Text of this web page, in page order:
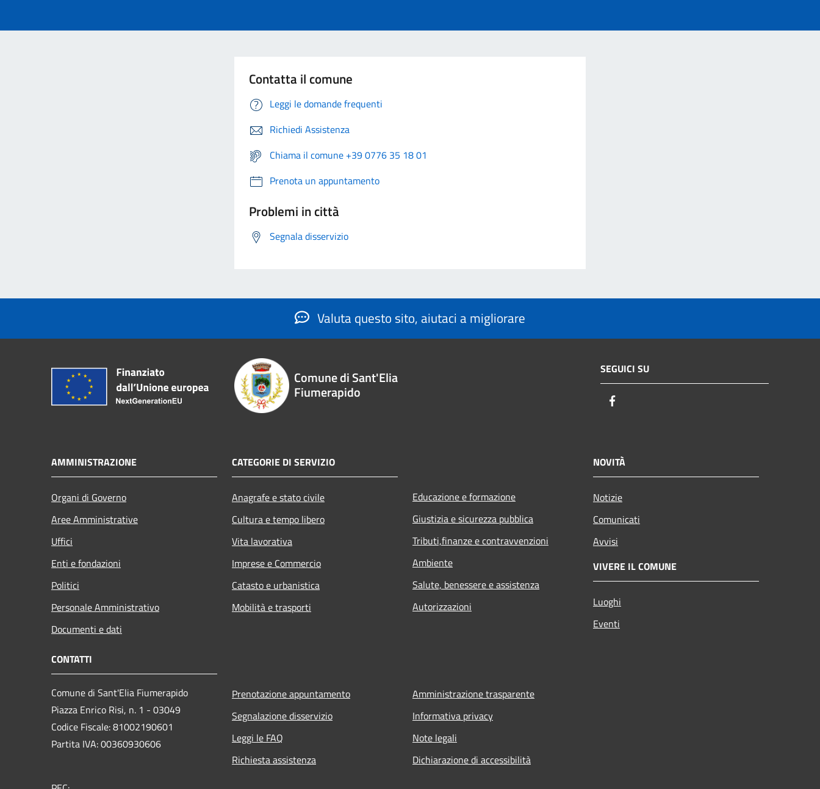
Contatta il comune
Leggi le domande frequenti
Richiedi Assistenza
Chiama il comune +39 0776 35 18 01
Prenota un appuntamento
Problemi in città
Segnala disservizio
Valuta questo sito, aiutaci a migliorare
Comune di Sant'Elia
Fiumerapido
SEGUICI SU
AMMINISTRAZIONE
Organi di Governo
Aree Amministrative
Uffici
Enti e fondazioni
Politici
Personale Amministrativo
Documenti e dati
CATEGORIE DI SERVIZIO
Anagrafe e stato civile
Cultura e tempo libero
Vita lavorativa
Imprese e Commercio
Catasto e urbanistica
Mobilità e trasporti
Educazione e formazione
Giustizia e sicurezza pubblica
Tributi,finanze e contravvenzioni
Ambiente
Salute, benessere e assistenza
Autorizzazioni
NOVITÀ
Notizie
Comunicati
Avvisi
VIVERE IL COMUNE
Luoghi
Eventi
CONTATTI
Comune di Sant'Elia Fiumerapido
Piazza Enrico Risi, n. 1 - 03049
Codice Fiscale: 81002190601
Partita IVA: 00360930606
Prenotazione appuntamento
Segnalazione disservizio
Leggi le FAQ
Richiesta assistenza
Amministrazione trasparente
Informativa privacy
Note legali
Dichiarazione di accessibilità